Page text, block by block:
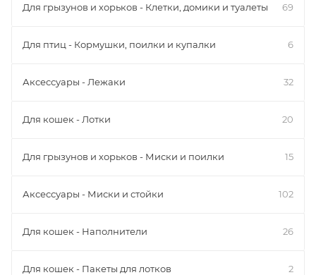
Для грызунов и хорьков - Клетки, домики и туалеты 69
Для птиц - Кормушки, поилки и купалки 6
Аксессуары - Лежаки 32
Для кошек - Лотки 20
Для грызунов и хорьков - Миски и поилки 15
Аксессуары - Миски и стойки 102
Для кошек - Наполнители 26
Для кошек - Пакеты для лотков 2